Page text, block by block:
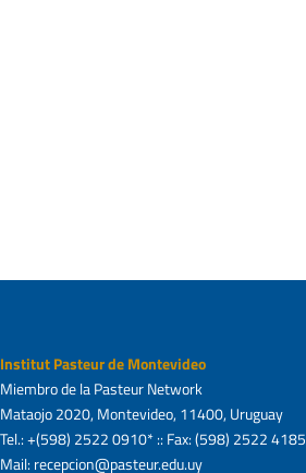
Institut Pasteur de Montevideo
Miembro de la Pasteur Network
Mataojo 2020, Montevideo, 11400, Uruguay
Tel.: +(598) 2522 0910* :: Fax: (598) 2522 4185
Mail: recepcion@pasteur.edu.uy